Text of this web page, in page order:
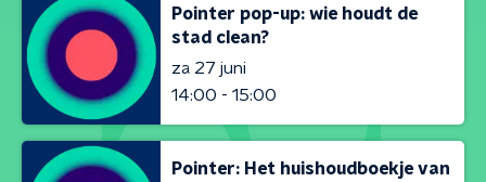
Pointer pop-up: wie houdt de
stad clean?
za 27 juni
14:00 - 15:00
Pointer: Het huishoudboekje van